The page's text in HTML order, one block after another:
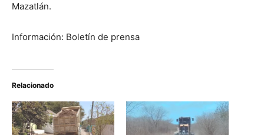
Mazatlán.
Información: Boletín de prensa
Relacionado